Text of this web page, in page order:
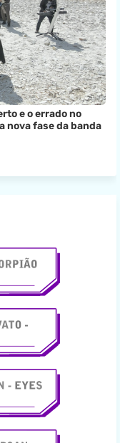
e o errado no
nova fase da banda